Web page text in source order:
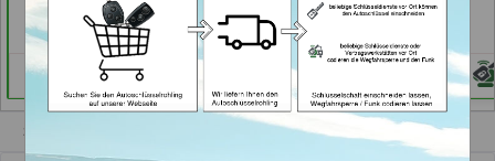
323